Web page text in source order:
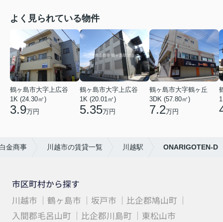
よく見られている物件
鶴ヶ島市大字上広谷
1K (24.30㎡)
3.9万円
鶴ヶ島市大字上広谷
1K (20.01㎡)
5.35万円
鶴ヶ島市大字鶴ヶ丘
3DK (57.80㎡)
7.2万円
金商事 川越市の賃貸一覧 川越駅 ONARIGOTEN-D
市区町村から探す
川越市
鶴ヶ島市 坂戸市
比企郡鳩山町
入間郡毛呂山町
比企郡川島町
東松山市